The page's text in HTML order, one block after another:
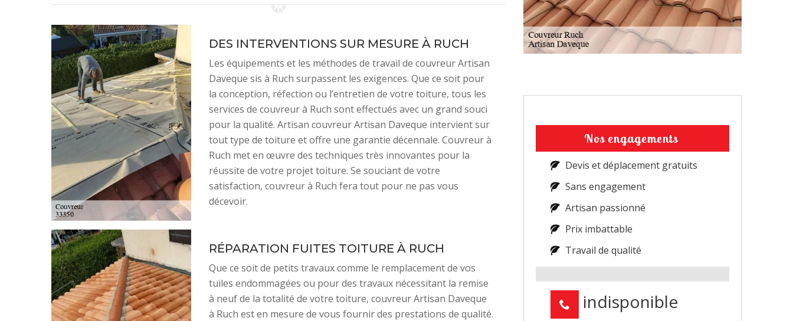
DES INTERVENTIONS SUR MESURE À RUCH
Les équipements et les méthodes de travail de couvreur Artisan
Daveque sis à Ruch surpassent les exigences. Que ce soit pour
la conception, réfection ou l’entretien de votre toiture, tous les
services de couvreur à Ruch sont effectués avec un grand souci
pour la qualité. Artisan couvreur Artisan Daveque intervient sur
tout type de toiture et offre une garantie décennale. Couvreur à
Ruch met en œuvre des techniques très innovantes pour la
réussite de votre projet toiture. Se souciant de votre
satisfaction, couvreur à Ruch fera tout pour ne pas vous
décevoir.
RÉPARATION FUITES TOITURE À RUCH
Que ce soit de petits travaux comme le remplacement de vos
tuiles endommagées ou pour des travaux nécessitant la remise
à neuf de la totalité de votre toiture, couvreur Artisan Daveque
à Ruch est en mesure de vous fournir des prestations de qualité.
Nos engagements
Devis et déplacement gratuits
Sans engagement
Artisan passionné
Prix imbattable
Travail de qualité
indisponible